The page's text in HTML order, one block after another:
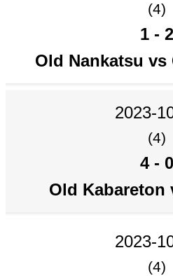
(4)
1 - 2
Old Nankatsu vs
2023-
(4)
4- 0
Old Kabareton
2023-
(4)